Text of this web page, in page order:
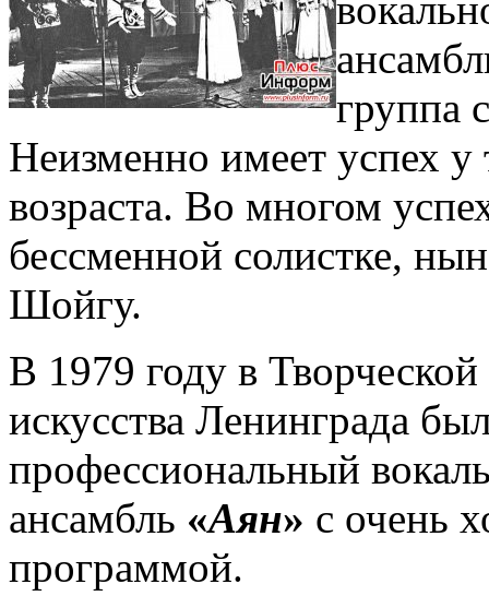
группа
Неизменно имеет успех у
возраста. Во многом
бессменной солистке,
Шойгу.
В 1979 году в Творческой
искусства Ленинграда
профессиональный
ансамбль «Аян» с очень
программой.